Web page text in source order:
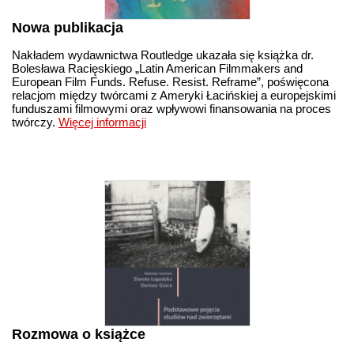
Nowa publikacja
Nakładem wydawnictwa Routledge ukazała się książka dr.
Bolesława Racięskiego „Latin American Filmmakers and
European Film Funds. Refuse. Resist. Reframe”, poświęcona
relacjom między twórcami z Ameryki Łacińskiej a europejskimi
funduszami filmowymi oraz wpływowi finansowania na proces
twórczy. Więcej informacji
Rozmowa o książce